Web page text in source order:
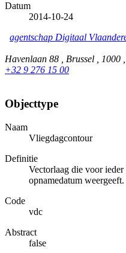
Datum
2014-10-24
agentschap Digitaal
Havenlaan 88 , Brussel , 1000
+32 9 276 15 00
Objecttype
Naam
Vliegdagcontour
Definitie
Vectorlaag die voor
opnamedatum weergeeft.
Code
vdc
Abstract
false